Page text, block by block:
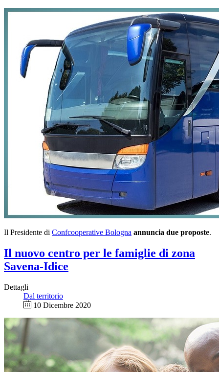
Il Presidente di Confcooperative Bologna annuncia due proposte.
Il nuovo centro per le famiglie di zona
Savena-Idice
Dettagli
Dal territorio
10 Dicembre 2020